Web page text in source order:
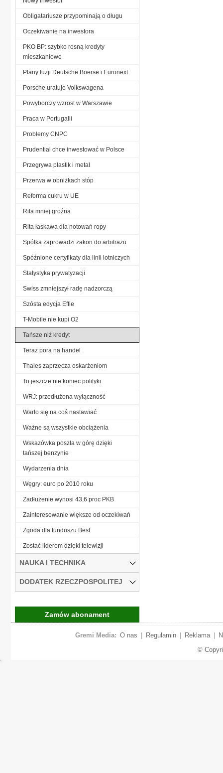
Obligatariusze przypominają o długu
Oczekiwanie na inwestora
PKO BP: szybko rosną kredyty
mieszkaniowe
Plany fuzji Deutsche Boerse i Euronext
Porsche uratuje Volkswagena
Powyborczy wzrost w Warszawie
Praca w Portugalii
Problemy CNPC
Prudential chce inwestować w Polsce
Przegrywa plastik i metal
Przerwa w obniżkach stóp
Reforma cukru w UE
Rita mniej groźna
Rita łaskawa dla notowań ropy
Spółka zaprowadzi zakon do arbitrażu
Spóźnione certyfikaty dla linii lotniczych
Statystyka prywatyzacji
Swiss zmniejszył radę nadzorczą
Szósta edycja Effie
T-Mobile nie kupi O2
Tańsze niż kredyt
Teraz pora na handel
Thales zaprzecza oskarżeniom
To jeszcze nie koniec polityki
WRJ: przedłużona wyłączność
Warto się na coś nastawiać
Ważne są wszystkie obciążenia
Wskazówka poszła w górę dzięki
tańszej benzynie
Wydarzenia dnia
Węgry: euro po 2010 roku
Zadłużenie wynosi 43,6 proc PKB
Zainteresowanie większe od oczekiwań
Zgoda dla funduszu Best
Zostać liderem dzięki telewizji
NAUKA I TECHNIKA
DODATEK RZECZPOSPOLITEJ
Zamów abonament
Gremi Media: O nas Regulamin Reklama
©